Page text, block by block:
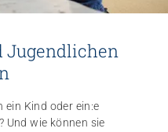
Jugendlichen
ein Kind oder ein:e
Und wie können sie